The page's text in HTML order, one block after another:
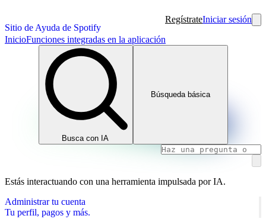
Sitio de Ayuda de Spotify
RegístrateIniciar sesión
InicioFunciones integradas en la aplicación
Busca con IA
Búsqueda básica
Estás interactuando con una herramienta impulsada por IA.
Administrar tu cuenta
Tu perfil, pagos y más.